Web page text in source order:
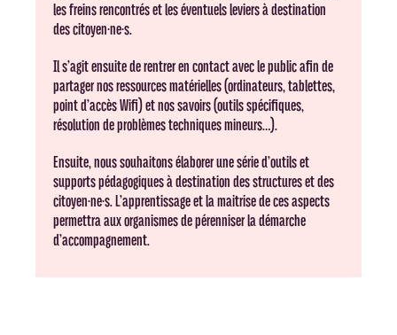
les freins rencontrés et les éventuels leviers à destination
des citoyen·ne·s.
Il s’agit ensuite de rentrer en contact avec le public afin de
partager nos ressources matérielles (ordinateurs, tablettes,
point d’accès Wifi) et nos savoirs (outils spécifiques,
résolution de problèmes techniques mineurs…).
Ensuite, nous souhaitons élaborer une série d’outils et
supports pédagogiques à destination des structures et des
citoyen·ne·s. L’apprentissage et la maitrise de ces aspects
permettra aux organismes de pérenniser la démarche
d’accompagnement.